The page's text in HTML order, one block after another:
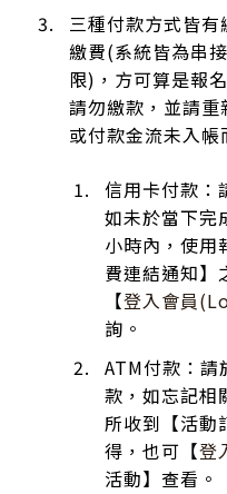
三種付款方式皆
繳費(系統皆為串
限)，方可算是報
請勿繳款，並請
或付款金流未入帳
信用卡付款：
如未於當下完
小時內，使用
費連結通知】
【登入會員
詢。
ATM付款：請
款，如忘記相
所收到【活動
得，也可【登
活動】查看。